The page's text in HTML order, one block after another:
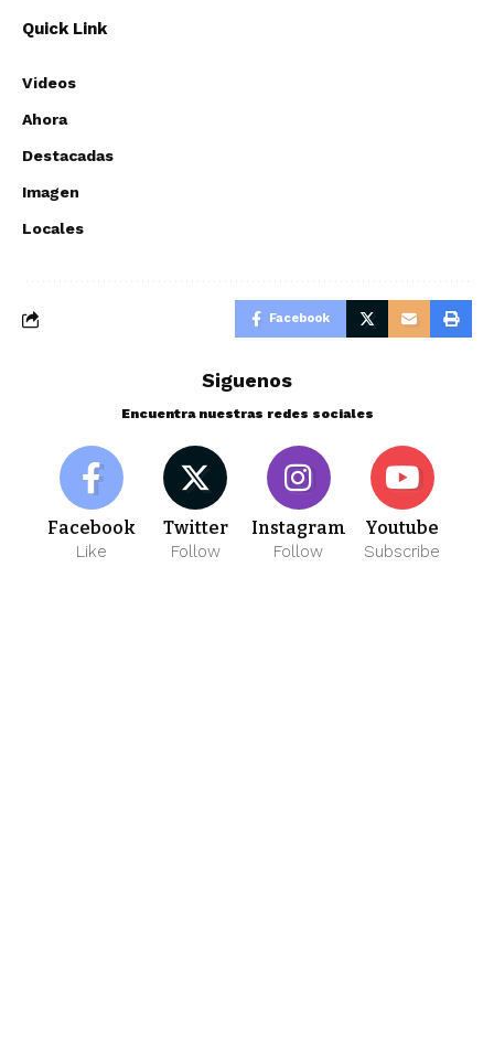
Quick Link
Videos
Ahora
Destacadas
Imagen
Locales
Facebook
Siguenos
Encuentra nuestras redes sociales
Facebook
Like
Twitter
Follow
Instagram
Follow
Youtube
Subscribe